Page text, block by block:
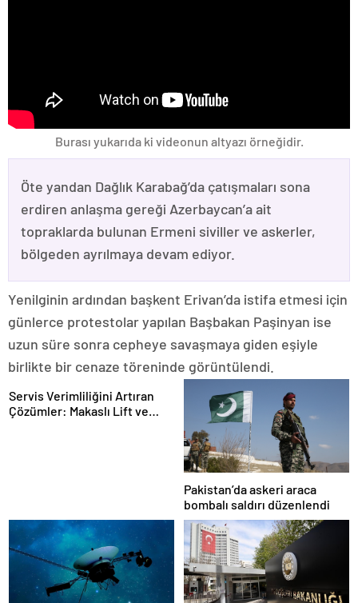
Burası yukarıda ki videonun altyazı örneğidir.
Öte yandan Dağlık Karabağ’da çatışmaları sona
erdiren anlaşma gereği Azerbaycan’a ait
topraklarda bulunan Ermeni siviller ve askerler,
bölgeden ayrılmaya devam ediyor.
Yenilginin ardından başkent Erivan’da istifa etmesi için
günlerce protestolar yapılan Başbakan Paşinyan ise
uzun süre sonra cepheye savaşmaya giden eşiyle
birlikte bir cenaze töreninde görüntülendi.
Servis Verimliliğini Artıran
Çözümler: Makaslı Lift ve
Pakistan’da askeri araca
bombalı saldırı düzenlendi